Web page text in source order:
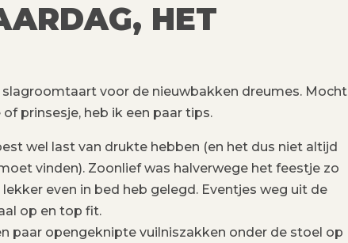
HET
slagroomtaart voor de nieuwbakken dreumes. Mocht
prinsesje, heb ik een paar tips.
wel last van drukte hebben (en het dus niet altijd
vinden). Zoonlief was halverwege het feestje zo
even in bed heb gelegd. Eventjes weg uit de
op en top fit.
paar opengeknipte vuilniszakken onder de stoel op